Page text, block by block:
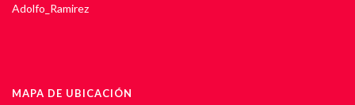
Adolfo_Ramirez
MAPA DE UBICACIÓN